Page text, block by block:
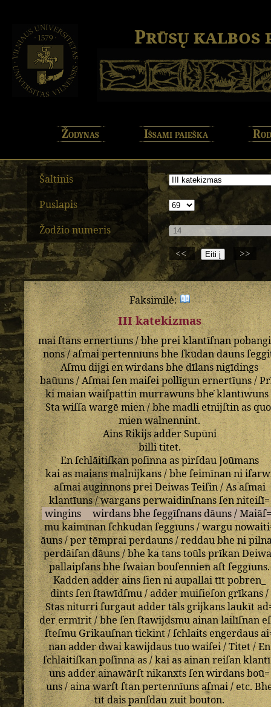
Prūsų kalbos
Žodynas Išsami paieška
Šaltinis
Puslapis
Žodžio numeris
<<
>>
Faksimilė:
III katekizmas
maiſtansernertiuns/bhepreiklantīſnan
nons/aſmaipertennīuns bheſkūdandāuns
Aſmu dijgienwirdans bhe dīlansnigīdings
baūuns/Aſmaiſen maiſeipollīgunernertīuns/
kimaianwaiſpattinmurrawunsbheklantīwuns
Stawiſſawargēmien/bhe madlietnijſtinas
mienwalnennint.
AinsRikijsadderSupūni
billititet.
EnſchlāitiſkanpoſinnaaspirſdauJoūmans
kai asmaiansmalnijkans/bheſeimīnanni
aſmaiauginnonspreiDeiwasTeiſin/Asaſmai
klantīuns/wargansperwaidinſnansſenniteiſī=
wingins
wirdansbhe ſeggīſnans dāuns/Maiāſ=
mukaimīnanſchkudanſeggīuns/wargu
āuns/pertēmpraiperdauns/reddau bheni
perdāiſandāuns/bhekatanstoūlsprīkan
pallaipſansbheſwaianbouſennien aſtſeggīuns.
Kaddenadderainsſienniaupallaitītpobren_
dintsſenſtawīdſmu/addermuiſieſon grīkans/
Stasniturriſurgautaddertālsgrijkanslaukīt
der ermīrit/bheſenſtawijdsmuainanlailīſnan
ſteſmu Grikauſnantickint/ſchlaitsengerdaus
nanadderdwaikawijdaus tuowaiſei/Titet/En
ſchlāitiſkanpoſinnaas/kaiasainanreiſan
unsadderainawārſtnikanxtsſenwirdansboū=
uns/ainawarſt ſtanpertennīunsaſmai/etc.
tītdaispanſdauzuit bouton.